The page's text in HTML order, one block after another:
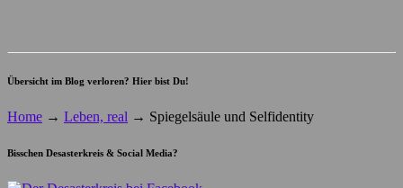
Übersicht im Blog verloren? Hier bist Du!
Home → Leben, real → Spiegelsäule und Selfidentity
Bisschen Desasterkreis & Social Media?